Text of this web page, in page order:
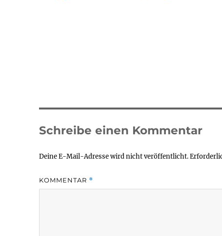
Schreibe einen Kommentar
Deine E-Mail-Adresse wird nicht veröffentlicht.
KOMMENTAR *